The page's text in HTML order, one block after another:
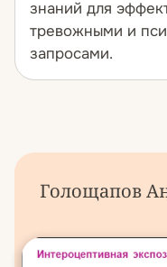
знаний для
тревожными и
запросами.
Голощапов